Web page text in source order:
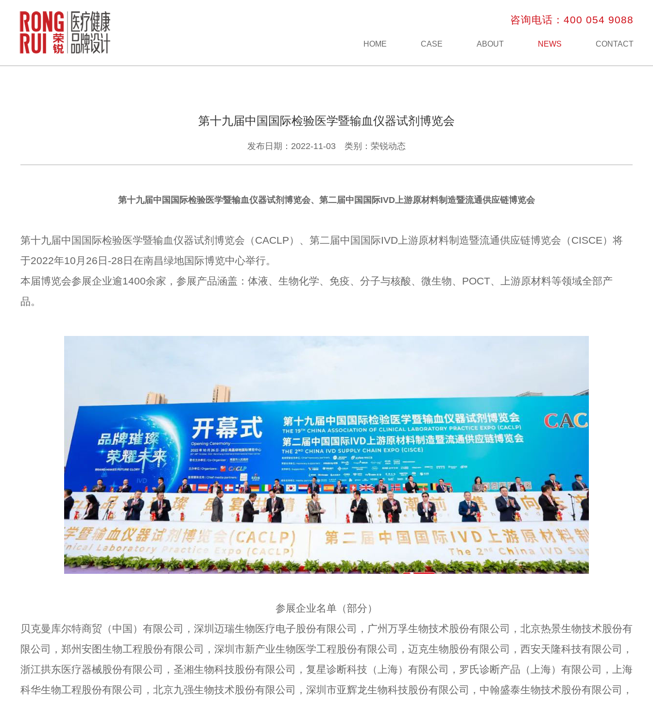
HOME CASE ABOUT NEWS CONTACT
咨询电话：400 054 9088
第十九届中国国际检验医学暨输血仪器试剂博览会
发布日期：2022-11-03 类别：荣锐动态
第十九届中国国际检验医学暨输血仪器试剂博览会、第二届中国国际IVD上游原材料制造暨流通供应链博览会
第十九届中国国际检验医学暨输血仪器试剂博览会（CACLP）、第二届中国国际IVD上游原材料制造暨流通供应链博览会（CISCE）将
于2022年10月26日-28日在南昌绿地国际博览中心举行。
本届博览会参展企业逾1400余家，参展产品涵盖：体液、生物化学、免疫、分子与核酸、微生物、POCT、上游原材料等领域全部产
品。
参展企业名单（部分）
贝克曼库尔特商贸（中国）有限公司，深圳迈瑞生物医疗电子股份有限公司，广州万孚生物技术股份有限公司，北京热景生物技术股份有
限公司，郑州安图生物工程股份有限公司，深圳市新产业生物医学工程股份有限公司，迈克生物股份有限公司，西安天隆科技有限公司，
浙江拱东医疗器械股份有限公司，圣湘生物科技股份有限公司，复星诊断科技（上海）有限公司，罗氏诊断产品（上海）有限公司，上海
科华生物工程股份有限公司，北京九强生物技术股份有限公司，深圳市亚辉龙生物科技股份有限公司，中翰盛泰生物技术股份有限公司，